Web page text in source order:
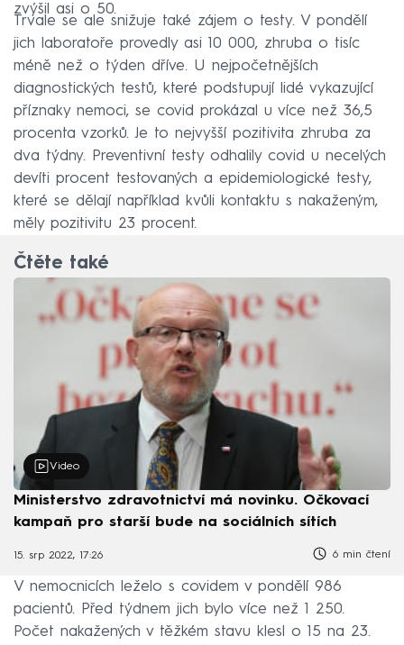
zvýšil asi o 50.
Trvale se ale snižuje také zájem o testy. V pondělí
jich laboratoře provedly asi 10 000, zhruba o tisíc
méně než o týden dříve. U nejpočetnějších
diagnostických testů, které podstupují lidé vykazující
příznaky nemoci, se covid prokázal u více než 36,5
procenta vzorků. Je to nejvyšší pozitivita zhruba za
dva týdny. Preventivní testy odhalily covid u necelých
devíti procent testovaných a epidemiologické testy,
které se dělají například kvůli kontaktu s nakaženým,
měly pozitivitu 23 procent.
Čtěte také
Video
Ministerstvo zdravotnictví má novinku. Očkovací
kampaň pro starší bude na sociálních sítích
15. srp 2022, 17:26 6 min čtení
V nemocnicích leželo s covidem v pondělí 986
pacientů. Před týdnem jich bylo více než 1 250.
Počet nakažených v těžkém stavu klesl o 15 na 23.